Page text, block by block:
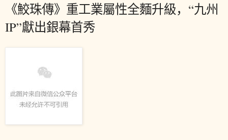
《鮫珠傳》重工業屬性全麵升級，“九州
IP”獻出銀幕首秀